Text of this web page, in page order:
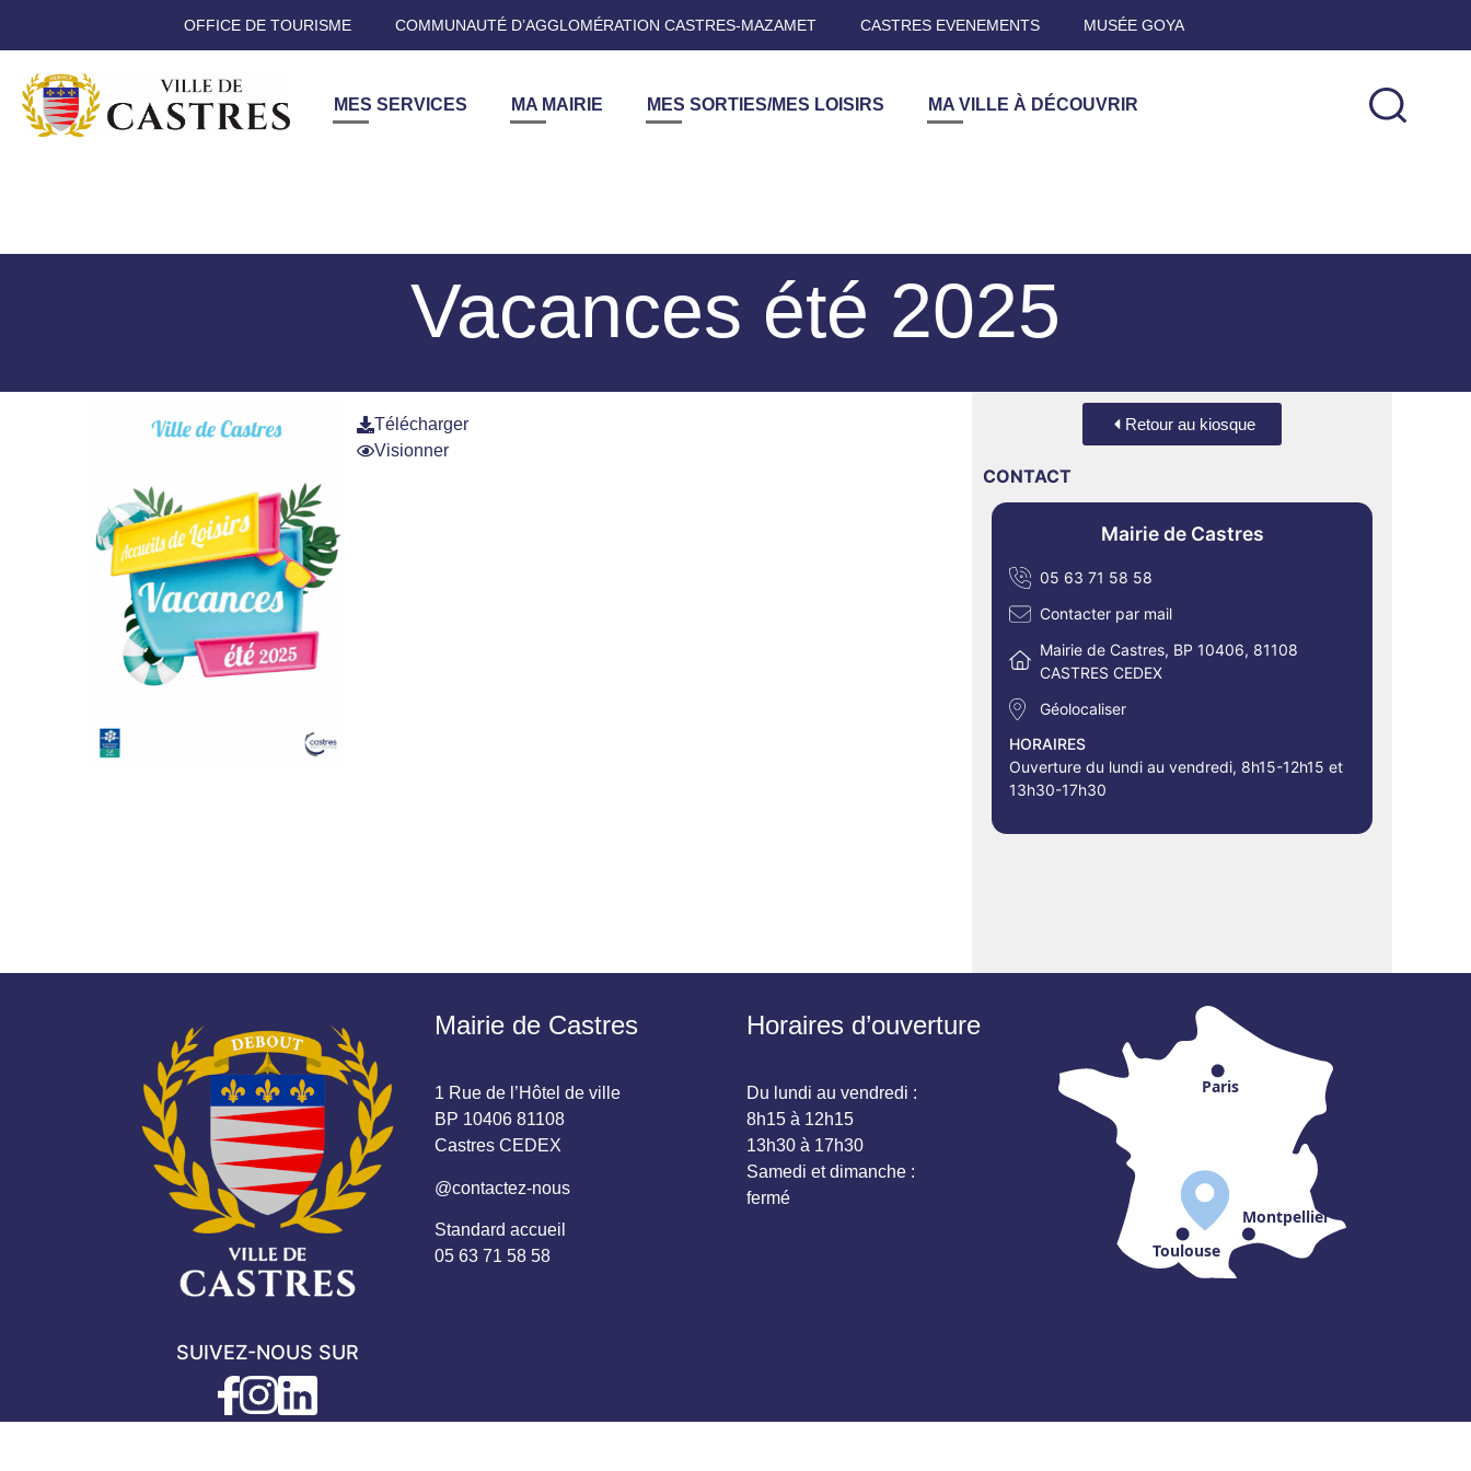
OFFICE DE TOURISME COMMUNAUTÉ D’AGGLOMÉRATION CASTRES-MAZAMET CASTRES EVENEMENTS MUSÉE GOYA
MES SERVICES MA MAIRIE MES SORTIES/MES LOISIRS MA VILLE À DÉCOUVRIR
Vacances été 2025
Télécharger
Visionner
Retour au kiosque
CONTACT
Mairie de Castres
05 63 71 58 58
Contacter par mail
Mairie de Castres, BP 10406, 81108
CASTRES CEDEX
Géolocaliser
HORAIRES
Ouverture du lundi au vendredi, 8h15-12h15 et
13h30-17h30
SUIVEZ-NOUS SUR
Mairie de Castres
1 Rue de l’Hôtel de ville
BP 10406 81108
Castres CEDEX
@contactez-nous
Standard accueil
05 63 71 58 58
Horaires d’ouverture
Du lundi au vendredi :
8h15 à 12h15
13h30 à 17h30
Samedi et dimanche :
fermé
Paris
Toulouse
Montpellier